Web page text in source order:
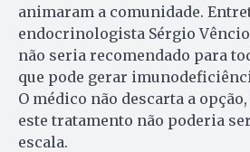
animaram a comunidade.
endocrinologista Sérgio
não seria recomendado para
que pode gerar
O médico não descarta a
este tratamento não poderia
escala.